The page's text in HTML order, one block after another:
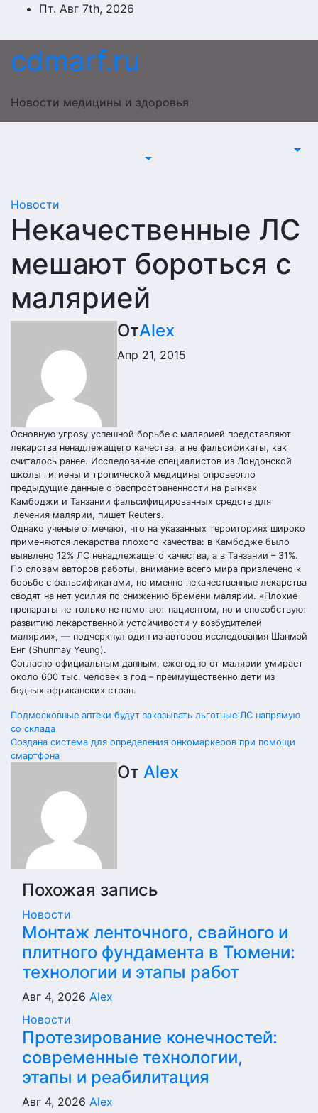
Перейти
содержимому
Пт. Авг 7th, 2026
cdmarf.ru
Новости медицины и здоровья
Новости
Некачественные ЛС
мешают бороться с
малярией
ОтAlex
Апр 21, 2015
Основную угрозу успешной борьбе с малярией представляют
лекарства ненадлежащего качества, а не фальсификаты, как
считалось ранее. Исследование специалистов из Лондонской
школы гигиены и тропической медицины опровергло
предыдущие данные о распространенности на рынках
Камбоджи и Танзании фальсифицированных средств для
лечения малярии, пишет Reuters.
Однако ученые отмечают, что на указанных территориях широко
применяются лекарства плохого качества: в Камбодже было
выявлено 12% ЛС ненадлежащего качества, а в Танзании – 31%.
По словам авторов работы, внимание всего мира привлечено к
борьбе с фальсификатами, но именно некачественные лекарства
сводят на нет усилия по снижению бремени малярии. «Плохие
препараты не только не помогают пациентом, но и способствуют
развитию лекарственной устойчивости у возбудителей
малярии», — подчеркнул один из авторов исследования Шанмэй
Енг (Shunmay Yeung).
Согласно официальным данным, ежегодно от малярии умирает
около 600 тыс. человек в год – преимущественно дети из
бедных африканских стран.
Навигация
по
Подмосковные аптеки будут заказывать льготные ЛС напрямую
со склада
Создана система для определения онкомаркеров при помощи
смартфона
От Alex
Похожая запись
Новости
Монтаж ленточного, свайного и
плитного фундамента в Тюмени:
технологии и этапы работ
Авг 4, 2026 Alex
Новости
Протезирование конечностей:
современные технологии,
этапы и реабилитация
Авг 4, 2026 Alex